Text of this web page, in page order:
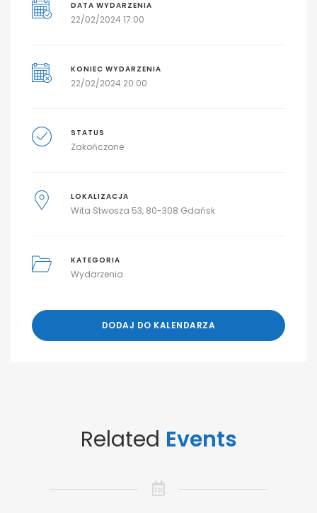
DATA WYDARZENIA
22/02/2024 17:00
KONIEC WYDARZENIA
22/02/2024 20:00
STATUS
Zakończone
LOKALIZACJA
Wita Stwosza 53, 80-308 Gdańsk
KATEGORIA
Wydarzenia
DODAJ DO KALENDARZA
Related Events